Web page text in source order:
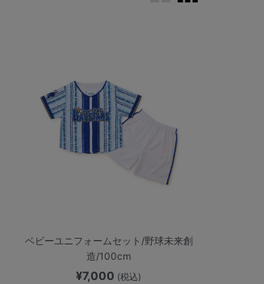
ベビーユニフォームセット/野球未来創
造/100cm
¥7,000 (税込)